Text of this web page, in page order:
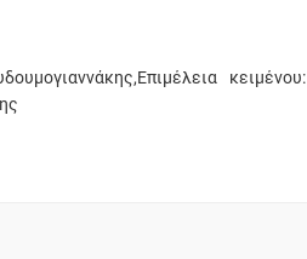
κειμένου: